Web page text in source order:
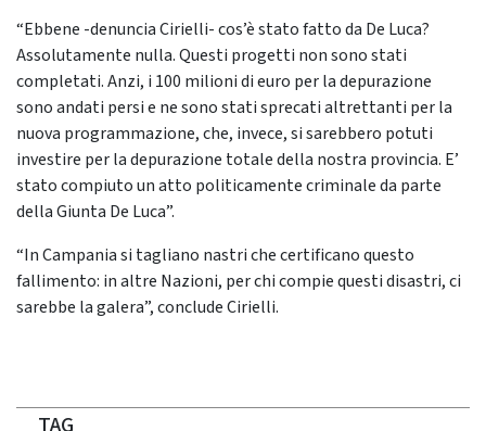
“Ebbene -denuncia Cirielli- cos’è stato fatto da De Luca?
Assolutamente nulla. Questi progetti non sono stati
completati. Anzi, i 100 milioni di euro per la depurazione
sono andati persi e ne sono stati sprecati altrettanti per la
nuova programmazione, che, invece, si sarebbero potuti
investire per la depurazione totale della nostra provincia. E’
stato compiuto un atto politicamente criminale da parte
della Giunta De Luca”.
“In Campania si tagliano nastri che certificano questo
fallimento: in altre Nazioni, per chi compie questi disastri, ci
sarebbe la galera”, conclude Cirielli.